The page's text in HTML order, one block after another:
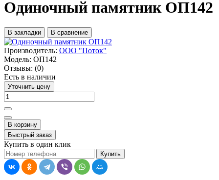
Одиночный памятник ОП142
В закладки В сравнение
Производитель: ООО "Поток"
Модель: ОП142
Отзывы: (0)
Есть в наличии
Уточнить цену
В корзину
Быстрый заказ
Купить в один клик
Купить